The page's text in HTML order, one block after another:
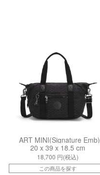
ART MINI(Signature Emb)
20 x 39 x 18.5 cm
18,700 円(税込)
この商品を探す